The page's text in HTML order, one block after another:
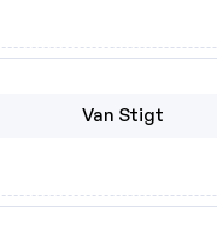
Van Stigt